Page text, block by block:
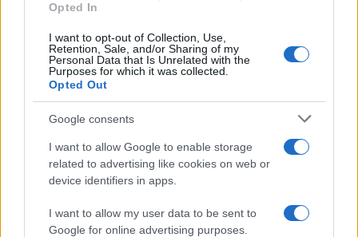
Opted In
I want to opt-out of Collection, Use,
Retention, Sale, and/or Sharing of my
Personal Data that Is Unrelated with the
Purposes for which it was collected.
Opted Out
Google consents
I want to allow Google to enable storage
related to advertising like cookies on web or
device identifiers in apps.
I want to allow my user data to be sent to
Google for online advertising purposes.